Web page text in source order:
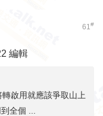
61#
編輯
啟用就應該爭取山上
全個 ...